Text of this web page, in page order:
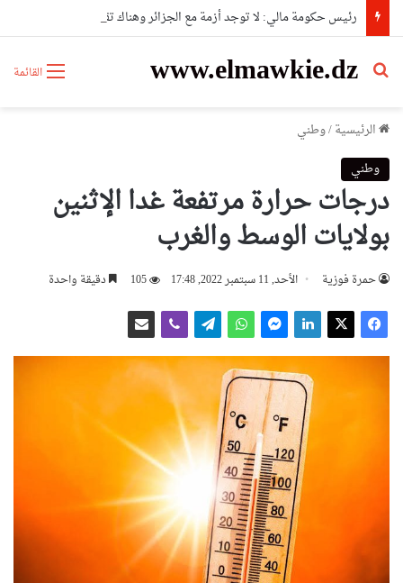
القائمة www.elmawkie.dz
بحث عن
الرئيسية/وطني
وطني
درجات حرارة مرتفعة غدا الإثنين
بولايات الوسط والغرب
حمرة فوزية الأحد, 11 سبتمبر 2022, 17:48 105 دقيقة واحدة